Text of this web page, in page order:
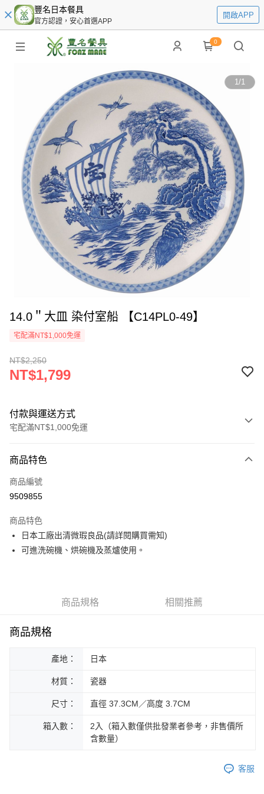
豐名日本餐具
官方認證，安心首選APP
開啟APP
0
1/1
14.0＂大皿 染付室船 【C14PL0-49】
宅配滿NT$1,000免運
NT$2,250
NT$1,799
付款與運送方式
宅配滿NT$1,000免運
信用卡一次付款
LINE Pay
街口支付
悠遊付
運送方式
每筆NT$200，滿NT$1,000(含以上)免運費
黑貓外島宅配
每筆NT$360
商品特色
商品編號
9509855
商品特色
日本工廠出清微瑕良品(請詳閱購買需知)
可進洗碗機、烘碗機及蒸爐使用。
商品規格 相關推薦
商品規格
產地： 日本
材質： 瓷器
尺寸： 直徑 37.3CM／高度 3.7CM
箱入數：
2入（箱入數僅供批發業者參考，非售價所
含數量）
客服